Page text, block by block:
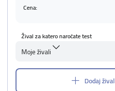
Cena:
Žival za katero naročate test
Moje živali
Dodaj žival